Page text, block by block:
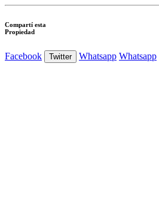
Compartí esta
Propiedad
Facebook Twitter Whatsapp Whatsapp